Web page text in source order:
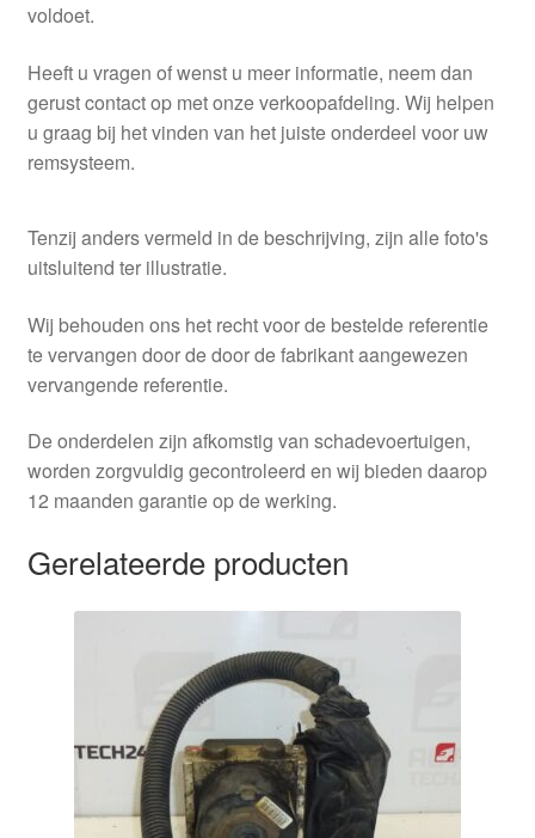
voldoet.
Heeft u vragen of wenst u meer informatie, neem dan
gerust contact op met onze verkoopafdeling. Wij helpen
u graag bij het vinden van het juiste onderdeel voor uw
remsysteem.
Tenzij anders vermeld in de beschrijving, zijn alle foto's
uitsluitend ter illustratie.
Wij behouden ons het recht voor de bestelde referentie
te vervangen door de door de fabrikant aangewezen
vervangende referentie.
De onderdelen zijn afkomstig van schadevoertuigen,
worden zorgvuldig gecontroleerd en wij bieden daarop
12 maanden garantie op de werking.
Gerelateerde producten